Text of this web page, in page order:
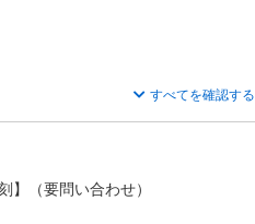
すべてを確認する
（要問い合わせ）